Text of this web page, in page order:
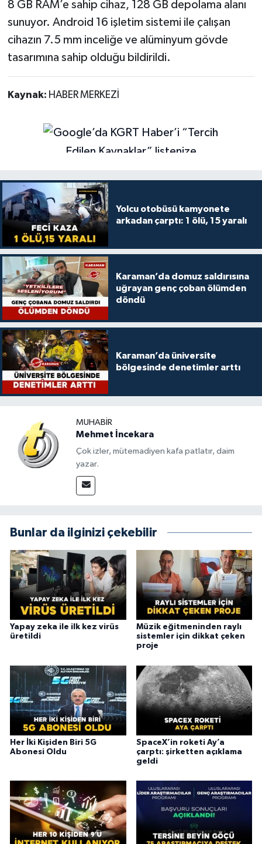
8 GB RAM’e sahip cihaz, 128 GB depolama alanı
sunuyor. Android 16 işletim sistemi ile çalışan
cihazın 7.5 mm inceliğe ve alüminyum gövde
tasarımına sahip olduğu bildirildi.
Kaynak: HABER MERKEZİ
Yolcu otobüsü kamyonete
arkadan çarptı: 1 ölü, 15 yaralı
Karaman’da domuz saldırısına
uğrayan genç çoban ölümden
döndü
Karaman’da üniversite
bölgesinde denetimler arttı
MUHABIR
Mehmet İncekara
Çok izler, mütemadiyen kafa patlatır, daim
yazar.
Bunlar da ilginizi çekebilir
Yapay zeka ile ilk kez virüs
üretildi
Müzik eğitmeninden raylı
sistemler için dikkat çeken
proje
Her İki Kişiden Biri 5G
Abonesi Oldu
SpaceX’in roketi Ay’a
çarptı: şirketten açıklama
geldi